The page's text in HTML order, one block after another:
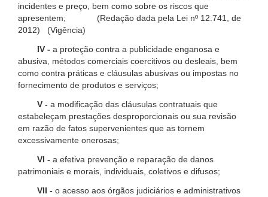
incidentes e preço, bem como sobre os riscos que
apresentem; (Redação dada pela Lei nº 12.741, de
2012) (Vigência)
IV - a proteção contra a publicidade enganosa e
abusiva, métodos comerciais coercitivos ou desleais, bem
como contra práticas e cláusulas abusivas ou impostas no
fornecimento de produtos e serviços;
V - a modificação das cláusulas contratuais que
estabeleçam prestações desproporcionais ou sua revisão
em razão de fatos supervenientes que as tornem
excessivamente onerosas;
VI - a efetiva prevenção e reparação de danos
patrimoniais e morais, individuais, coletivos e difusos;
VII - o acesso aos órgãos judiciários e administrativos